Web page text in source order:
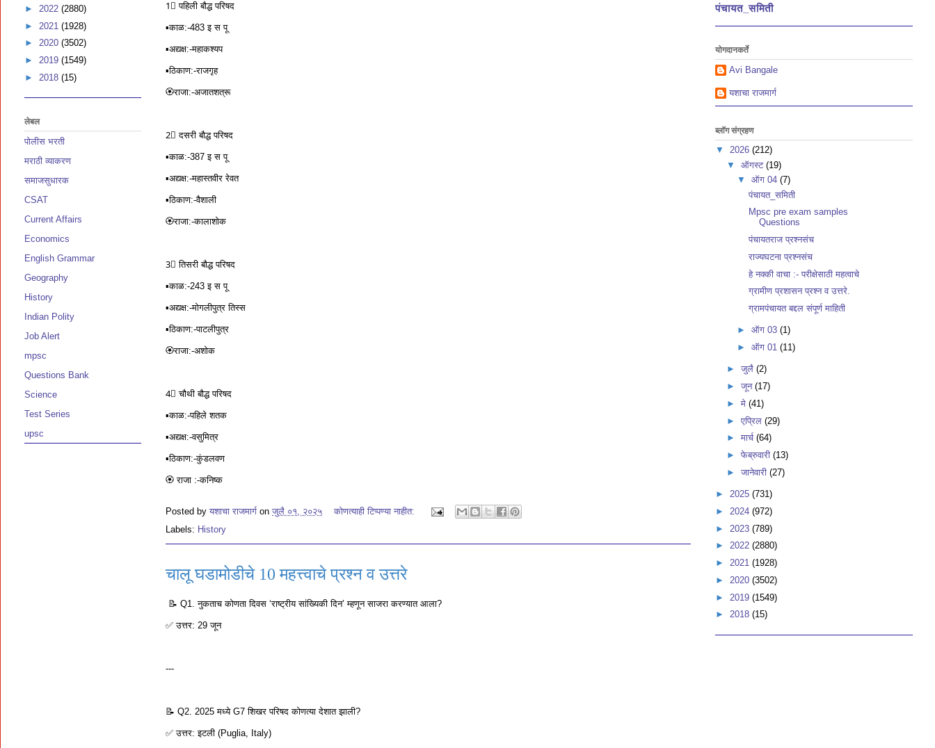
1⃣ पहिली बौद्ध परिषद
▪️काळ:-483 इ स पू
▪️अद्यक्ष:-महाकश्यप
▪️ठिकाण:-राजगृह
🏵राजा:-अजातशत्रू
2⃣ दसरी बौद्ध परिषद
▪️काळ:-387 इ स पू
▪️अद्यक्ष:-महास्तवीर रेवत
▪️ठिकाण:-वैशाली
🏵राजा:-कालाशोक
3⃣ तिसरी बौद्ध परिषद
▪️काळ:-243 इ स पू
▪️अद्यक्ष:-मोगलीपुत्र तिस्स
▪️ठिकाण:-पाटलीपुत्र
🏵राजा:-अशोक
4⃣ चौथी बौद्ध परिषद
▪️काळ:-पहिले शतक
▪️अद्यक्ष:-वसुमित्र
▪️ठिकाण:-कुंडलवण
🏵 राजा :-कनिष्क
Posted by यशाचा राजमार्ग on जुलै ०१, २०२५
कोणत्याही टिप्पण्‍या नाहीत:
Labels: History
चालू घडामोडीचे 10 महत्त्वाचे प्रश्न व उत्तरे
📝 Q1. नुकताच कोणता दिवस ‘राष्ट्रीय सांख्यिकी दिन’ म्हणून साजरा करण्यात आला?
✅ उत्तर: 29 जून
---
📝 Q2. 2025 मध्ये G7 शिखर परिषद कोणत्या देशात झाली?
✅ उत्तर: इटली (Puglia, Italy)
► 2022 (2880)
► 2021 (1928)
► 2020 (3502)
► 2019 (1549)
► 2018 (15)
लेबल
पोलीस भरती
मराठी व्याकरण
समाजसुधारक
CSAT
Current Affairs
Economics
English Grammar
Geography
History
Indian Polity
Job Alert
mpsc
Questions Bank
Science
Test Series
upsc
पंचायत_समिती
योगदानकर्ते
Avi Bangale
यशाचा राजमार्ग
ब्लॉग संग्रहण
▼ 2026 (212)
▼ ऑगस्ट (19)
▼ऑग 04(7)
पंचायत_समिती
Mpsc pre exam samples
Questions
पंचायतराज प्रश्नसंच
राज्यघटना प्रश्नसंच
हे नक्की वाचा :- परीक्षेसाठी महत्वाचे
ग्रामीण प्रशासन प्रश्न व उत्तरे.
ग्रामपंचायत बद्दल संपूर्ण माहिती
►ऑग 03(1)
►ऑग 01(11)
► जुलै (2)
► जून (17)
► मे (41)
► एप्रिल (29)
► मार्च (64)
► फेब्रुवारी (13)
► जानेवारी (27)
► 2025 (731)
► 2024 (972)
► 2023 (789)
► 2022 (2880)
► 2021 (1928)
► 2020 (3502)
► 2019 (1549)
► 2018 (15)